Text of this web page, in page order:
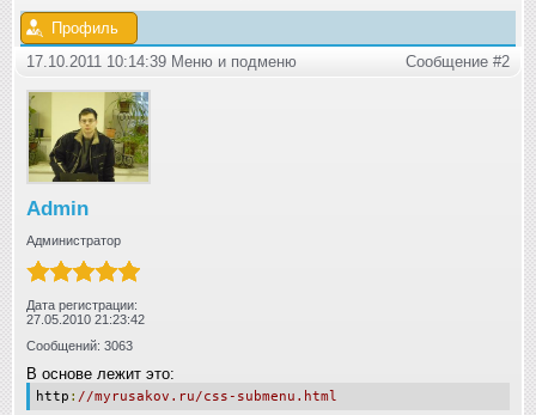
Профиль
17.10.2011 10:14:39 Меню и подменю
Сообщение #2
Admin
Администратор
Дата регистрации:
27.05.2010 21:23:42
Сообщений: 3063
В основе лежит это:
http : //myrusakov.ru/css-submenu.html